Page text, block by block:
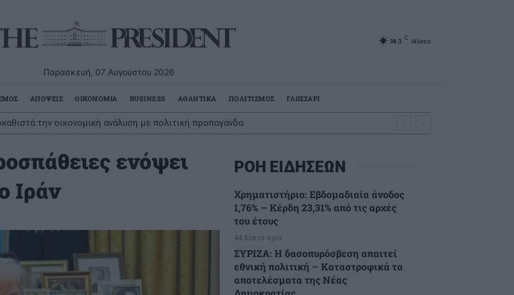
Παρασκευή, 07 Αυγούστου 2026
34.3 C Athens
ΑΠΟΨΕΙΣ ΟΙΚΟΝΟΜΙΑ BUSINESS ΑΘΛΗΤΙΚΑ ΠΟΛΙΤΙΣΜΟΣ ΓΛΩΣΣΑΡΙ
την οικονομική ανάλυση με πολιτική προπαγάνδα
ενόψει
Ιράν
ΡΟΗ ΕΙΔΗΣΕΩΝ
Χρηματιστήριο: Εβδομαδιαία άνοδος
1,76% – Κέρδη 23,31% από τις αρχές
του έτους
44 λεπτά πριν
ΣΥΡΙΖΑ: Η δασοπυρόσβεση απαιτεί
εθνική πολιτική – Καταστροφικά τα
αποτελέσματα της Νέας